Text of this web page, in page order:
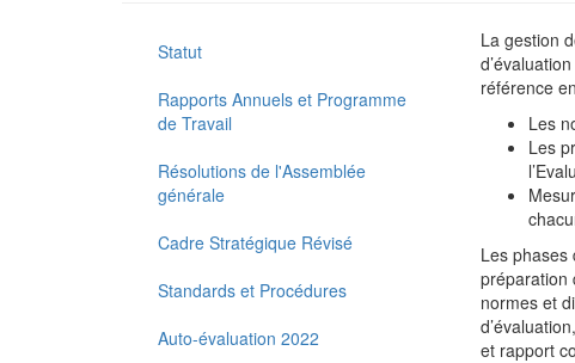
Statut
Rapports Annuels et Programme
de Travail
Résolutions de l'Assemblée
générale
Cadre Stratégique Révisé
Standards et Procédures
Auto-évaluation 2022
La gestion
référence
Les
Les
Les phases
préparation
normes et
et rapport